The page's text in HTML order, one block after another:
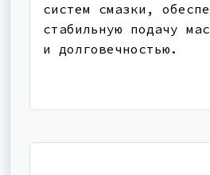
систем смазки,
стабильную подачу
и долговечностью.